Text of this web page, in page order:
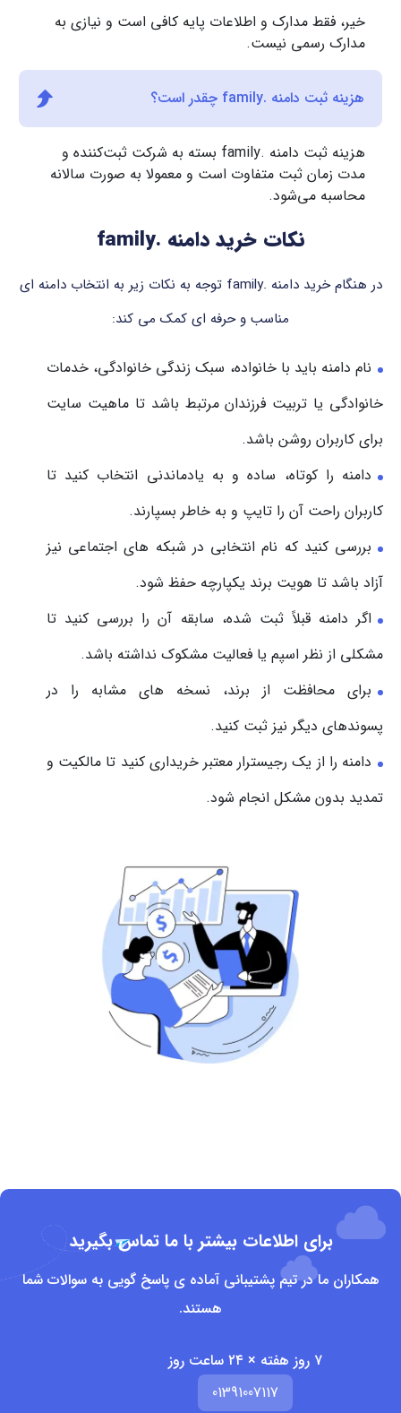
خیر، فقط مدارک و اطلاعات پایه کافی است و نیازی به
مدارک رسمی نیست.
هزینه ثبت دامنه .family چقدر است؟
هزینه ثبت دامنه .family بسته به شرکت ثبت‌کننده و
مدت زمان ثبت متفاوت است و معمولا به صورت سالانه
محاسبه می‌شود.
نکات خرید دامنه .family
در هنگام خرید دامنه .family توجه به نکات زیر به انتخاب دامنه ای
مناسب و حرفه ای کمک می کند:
نام دامنه باید با خانواده، سبک زندگی خانوادگی، خدمات
خانوادگی یا تربیت فرزندان مرتبط باشد تا ماهیت سایت
برای کاربران روشن باشد.
دامنه را کوتاه، ساده و به یادماندنی انتخاب کنید تا
کاربران راحت آن را تایپ و به خاطر بسپارند.
بررسی کنید که نام انتخابی در شبکه های اجتماعی نیز
آزاد باشد تا هویت برند یکپارچه حفظ شود.
اگر دامنه قبلاً ثبت شده، سابقه آن را بررسی کنید تا
مشکلی از نظر اسپم یا فعالیت مشکوک نداشته باشد.
برای محافظت از برند، نسخه های مشابه را در
پسوندهای دیگر نیز ثبت کنید.
دامنه را از یک رجیسترار معتبر خریداری کنید تا مالکیت و
تمدید بدون مشکل انجام شود.
برای اطلاعات بیشتر با ما تماس بگیرید
همکاران ما در تیم پشتیبانی آماده ی پاسخ گویی به سوالات شما
هستند.
۷ روز هفته × ۲۴ ساعت روز
01391007117